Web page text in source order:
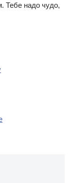
Тебе надо чудо,